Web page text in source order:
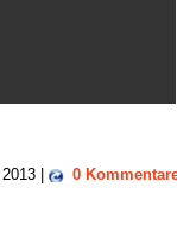
| 0